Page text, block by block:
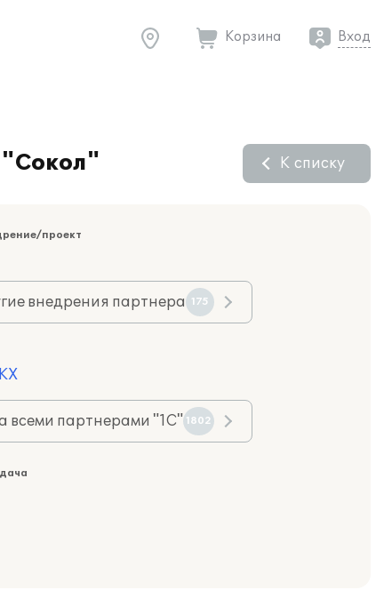
Корзина Вход
К списку
проект
внедрения партнера 175
всеми партнерами "1С" 1802